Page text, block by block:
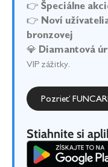
👉 Špeciálne
👉 Noví
bronzovej
💎 Diamantová
VIP zážitky.
Pozrieť
Stiahnite si